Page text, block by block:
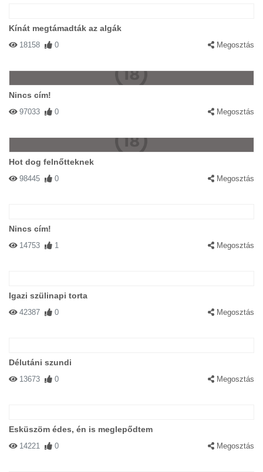
Kínát megtámadták az algák
18158 0 Megosztás
Nincs cím!
97033 0 Megosztás
Hot dog felnőtteknek
98445 0 Megosztás
Nincs cím!
14753 1 Megosztás
Igazi szülinapi torta
42387 0 Megosztás
Délutáni szundi
13673 0 Megosztás
Esküszöm édes, én is meglepődtem
14221 0 Megosztás